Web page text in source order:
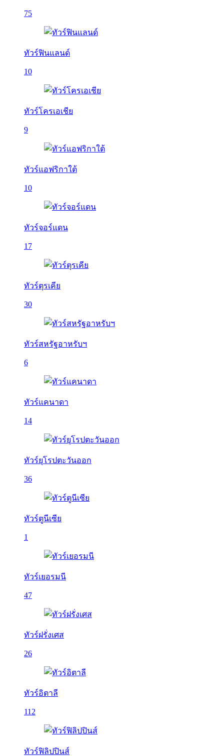
75
ทัวร์ฟินแลนด์
10
ทัวร์โครเอเชีย
9
ทัวร์แอฟริกาใต้
10
ทัวร์จอร์แดน
17
ทัวร์ตุรเคีย
30
ทัวร์สหรัฐอาหรับฯ
6
ทัวร์แคนาดา
14
ทัวร์ยุโรปตะวันออก
36
ทัวร์ตูนีเซีย
1
ทัวร์เยอรมนี
47
ทัวร์ฝรั่งเศส
26
ทัวร์อิตาลี
112
ทัวร์ฟิลิปปินส์